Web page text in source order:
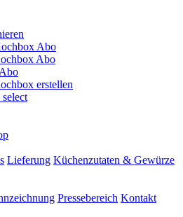
Abo
Abo
erstellen
Lieferung Küchenzutaten & Gewürze
Pressebereich Kontakt